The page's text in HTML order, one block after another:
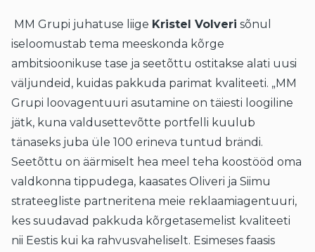
MM Grupi juhatuse liige Kristel Volveri sõnul
iseloomustab tema meeskonda kõrge
ambitsioonikuse tase ja seetõttu ostitakse alati uusi
väljundeid, kuidas pakkuda parimat kvaliteeti. „MM
Grupi loovagentuuri asutamine on täiesti loogiline
jätk, kuna valdusettevõtte portfelli kuulub
tänaseks juba üle 100 erineva tuntud brändi.
Seetõttu on äärmiselt hea meel teha koostööd oma
valdkonna tippudega, kaasates Oliveri ja Siimu
strateegliste partneritena meie reklaamiagentuuri,
kes suudavad pakkuda kõrgetasemelist kvaliteeti
nii Eestis kui ka rahvusvaheliselt. Esimeses faasis